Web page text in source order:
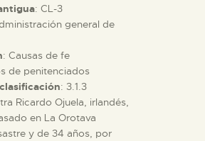
LA VISITA
: CL-3
general de
: Causas de fe
de penitenciados
: 3.1.3
Ricardo Ojuela, irlandés,
en La Orotava
y de 34 años, por